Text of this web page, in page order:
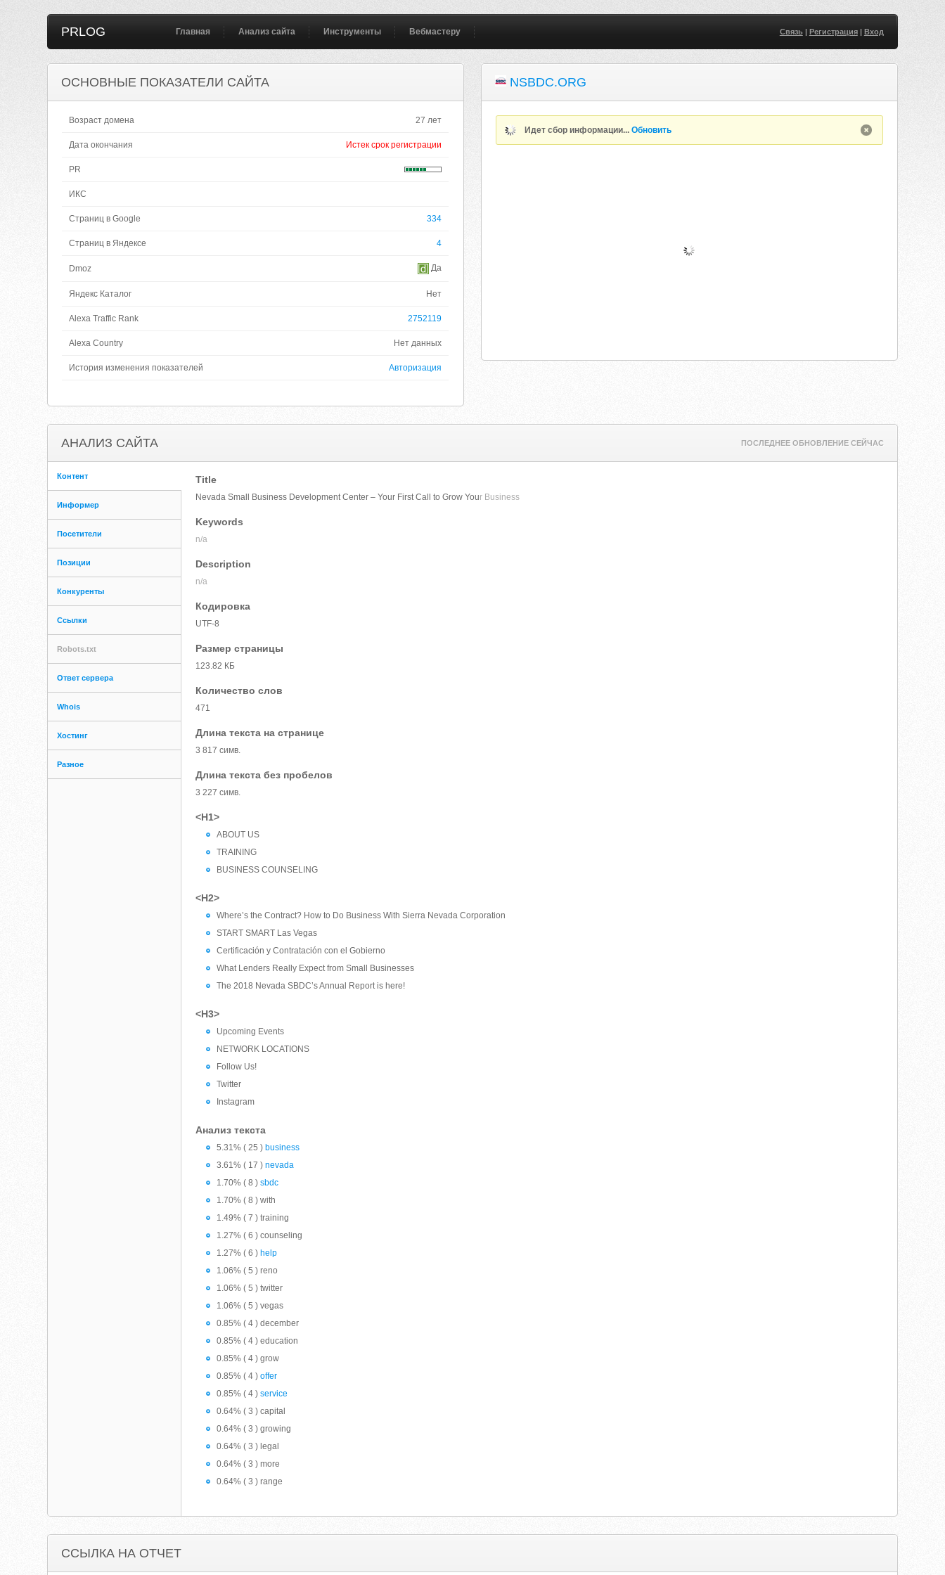
PRLOG Главная Анализ сайта Инструменты Вебмастеру Связь| Регистрация| Вход
ОСНОВНЫЕ ПОКАЗАТЕЛИ САЙТА
Возраст домена 27 лет
Дата окончания Истек срок регистрации
PR
ИКС
Страниц в Google 334
Страниц в Яндексе 4
Dmoz Да
Яндекс Каталог Нет
Alexa Traffic Rank 2752119
Alexa Country Нет данных
История изменения показателей Авторизация
NSBDC.ORG
Идет сбор информации...Обновить
АНАЛИЗ САЙТА ПОСЛЕДНЕЕ ОБНОВЛЕНИЕ СЕЙЧАС
Контент
Информер
Посетители
Позиции
Конкуренты
Ссылки
Robots.txt
Ответ сервера
Whois
Хостинг
Разное
Title
Nevada Small Business Development Center – Your First Call to Grow Your Business
Keywords
n/a
Description
n/a
Кодировка
UTF-8
Размер страницы
123.82 КБ
Количество слов
471
Длина текста на странице
3 817 симв.
Длина текста без пробелов
3 227 симв.
<H1>
ABOUT US
TRAINING
BUSINESS COUNSELING
<H2>
Where’s the Contract? How to Do Business With Sierra Nevada Corporation
START SMART Las Vegas
Certificación y Contratación con el Gobierno
What Lenders Really Expect from Small Businesses
The 2018 Nevada SBDC’s Annual Report is here!
<H3>
Upcoming Events
NETWORK LOCATIONS
Follow Us!
Twitter
Instagram
Анализ текста
5.31% ( 25 ) business
3.61% ( 17 )nevada
1.70% ( 8 )sbdc
1.70% ( 8 ) with
1.49% ( 7 ) training
1.27% ( 6 ) counseling
1.27% ( 6 ) help
1.06% ( 5 ) reno
1.06% ( 5 ) twitter
1.06% ( 5 ) vegas
0.85% ( 4 ) december
0.85% ( 4 ) education
0.85% ( 4 ) grow
0.85% ( 4 )offer
0.85% ( 4 )service
0.64% ( 3 ) capital
0.64% ( 3 ) growing
0.64% ( 3 ) legal
0.64% ( 3 ) more
0.64% ( 3 ) range
ССЫЛКА НА ОТЧЕТ